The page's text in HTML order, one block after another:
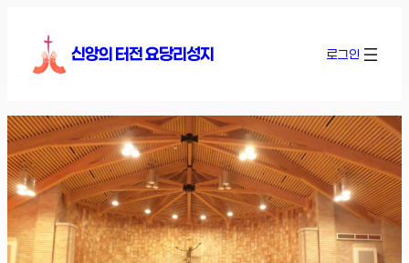
로
가
기
신앙의 터전 요당리성지 로그인